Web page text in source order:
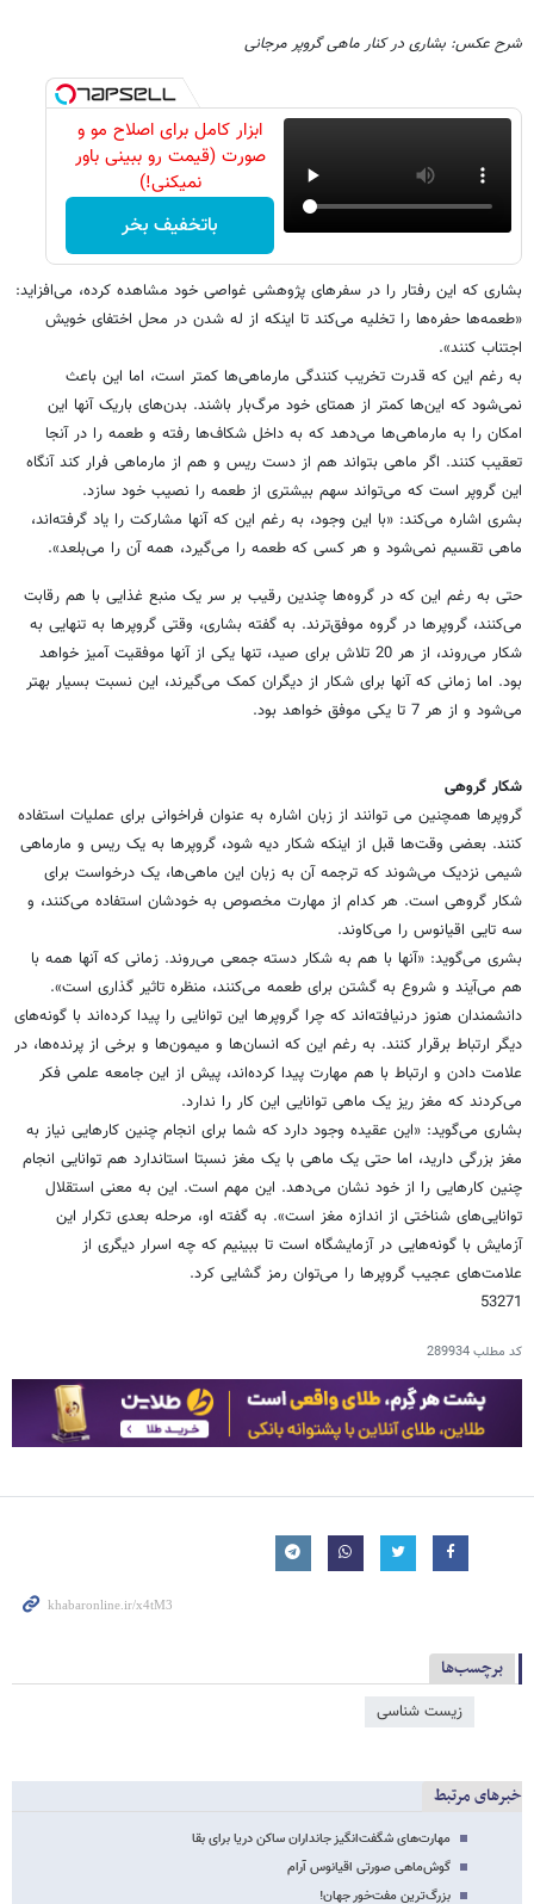
شرح عکس: بشاری در کنار ماهی گروپر مرجانی
ابزار کامل برای اصلاح مو و
صورت (قیمت رو ببینی باور
نمیکنی!)
باتخفیف بخر
بشاری که این رفتار را در سفرهای پژوهشی غواصی خود مشاهده کرده، می‌افزاید:
«طعمه‌ها حفره‌ها را تخلیه می‌کند تا اینکه از له شدن در محل اختفای خویش
اجتناب کنند».
به رغم این که قدرت تخریب کنند‌گی مارماهی‌ها کمتر است، اما این باعث
نمی‌شود که این‌ها کمتر از همتای خود مرگ‌بار باشند. بدن‌های باریک آنها این
امکان را به مارماهی‌ها می‌دهد که به داخل شکاف‌ها رفته و طعمه را در آنجا
تعقیب کنند. اگر ماهی بتواند هم از دست ریس و هم از مارماهی فرار کند آنگاه
این گروپر است که می‌تواند سهم بیشتری از طعمه را نصیب خود سازد.
بشری اشاره می‌کند: «با این وجود، به رغم این که آنها مشارکت را یاد گرفته‌اند،
ماهی تقسیم نمی‌شود و هر کسی که طعمه را می‌گیرد، همه آن را می‌بلعد».
حتی به رغم این که در گروه‌ها چندین رقیب بر سر یک منبع غذایی با هم رقابت
می‌کنند، گروپرها در گروه موفق‌ترند. به گفته بشاری، وقتی گروپرها به تنهایی به
شکار می‌روند، از هر 20 تلاش برای صید، تنها یکی از آنها موفقیت آمیز خواهد
بود. اما زمانی که آنها برای شکار از دیگران کمک می‌گیرند، این نسبت بسیار بهتر
می‌شود و از هر 7 تا یکی موفق خواهد بود.
شکار گروهی
گروپرها همچنین می توانند از زبان اشاره به عنوان فراخوانی برای عملیات استفاده
کنند. بعضی وقت‌ها قبل از اینکه شکار دیه شود، گروپرها به یک ریس و مارماهی
شیمی نزدیک می‌شوند که ترجمه آن به زبان این ماهی‌ها، یک درخواست برای
شکار گروهی است. هر کدام از مهارت مخصوص به خودشان استفاده می‌کنند، و
سه تایی اقیانوس را می‌کاوند.
بشری می‌گوید: «آنها با هم به شکار دسته جمعی می‌روند. زمانی که آنها همه با
هم می‌آیند و شروع به گشتن برای طعمه می‌کنند، منظره تاثیر گذاری است».
دانشمندان هنوز درنیافته‌اند که چرا گروپرها این توانایی را پیدا کرده‌اند با گونه‌های
دیگر ارتباط برقرار کنند. به رغم این که انسان‌ها و میمون‌ها و برخی از پرنده‌ها، در
علامت دادن و ارتباط با هم مهارت پیدا کرده‌اند، پیش از این جامعه علمی فکر
می‌کردند که مغز ریز یک ماهی توانایی این کار را ندارد.
بشاری می‌گوید: «این عقیده وجود دارد که شما برای انجام چنین کارهایی نیاز به
مغز بزرگی دارید، اما حتی یک ماهی با یک مغز نسبتا استاندارد هم توانایی انجام
چنین کارهایی را از خود نشان می‌دهد. این مهم است. این به معنی استقلال
توانایی‌های شناختی از اندازه مغز است». به گفته او، مرحله بعدی تکرار این
آزمایش با گونه‌هایی در آزمایشگاه است تا ببینیم که چه اسرار دیگری از
علامت‌های عجیب گروپرها را می‌توان رمز گشایی کرد.
53271
کد مطلب289934
برچسب‌ها
زیست شناسی
خبرهای مرتبط
مهارت‌های شگفت‌انگیز جانداران ساکن دریا برای بقا
گوش‌ماهی صورتی اقیانوس آرام
بزرگ‌ترین مفت‌خور جهان!